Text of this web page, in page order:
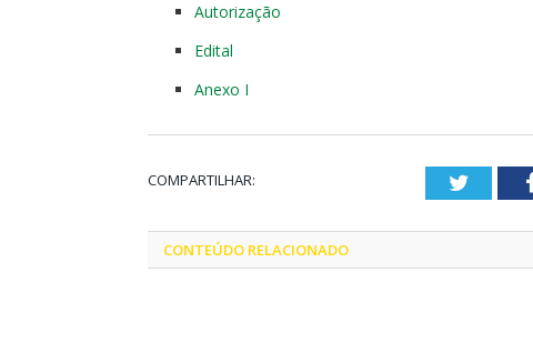
Autorização
Edital
Anexo I
COMPARTILHAR: Twitter
CONTEÚDO RELACIONADO